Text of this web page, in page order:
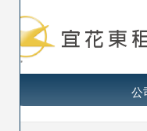
公